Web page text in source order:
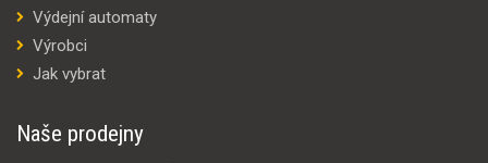
Výdejní automaty
Výrobci
Jak vybrat
Naše prodejny